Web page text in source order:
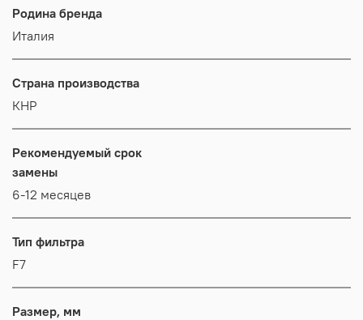
Родина бренда
Италия
Страна производства
КНР
Рекомендуемый срок
замены
6-12 месяцев
Тип фильтра
F7
Размер, мм